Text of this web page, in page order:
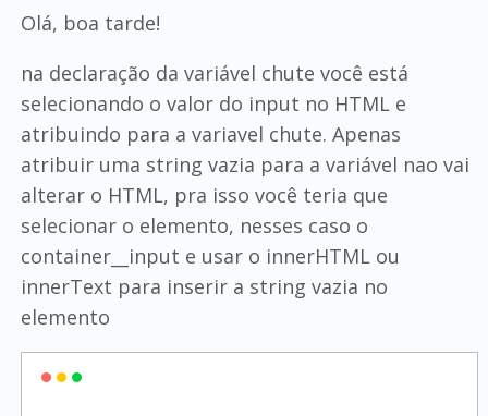
Olá, boa tarde!
na declaração da variável chute você está
selecionando o valor do input no HTML e
atribuindo para a variavel chute. Apenas
atribuir uma string vazia para a variável nao vai
alterar o HTML, pra isso você teria que
selecionar o elemento, nesses caso o
container__input e usar o innerHTML ou
innerText para inserir a string vazia no
elemento